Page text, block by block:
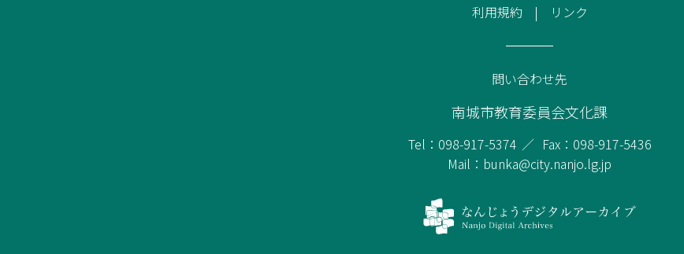
利用規約 リンク
問い合わせ先
南城市教育委員会文化課
Tel：098-917-5374
Fax：098-917-5436
Mail：bunka@city.nanjo.lg.jp